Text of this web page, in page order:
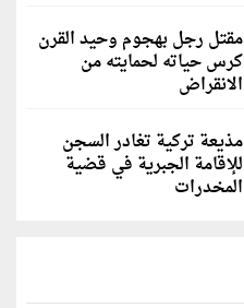
مقتل رجل بهجوم وحيد القرن
كرس حياته لحمايته من
الانقراض
مذيعة تركية تغادر السجن
للإقامة الجبرية في قضية
المخدرات